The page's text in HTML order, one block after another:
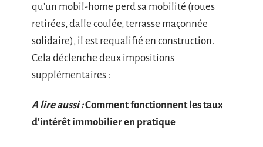
qu’un mobil-home perd sa mobilité (roues
retirées, dalle coulée, terrasse maçonnée
solidaire), il est requalifié en construction.
Cela déclenche deux impositions
supplémentaires :
A lire aussi :Comment fonctionnent les taux
d'intérêt immobilier en pratique